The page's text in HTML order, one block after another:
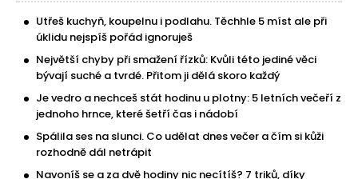
Utřeš kuchyň, koupelnu i podlahu. Těchhle 5 míst ale při
úklidu nejspíš pořád ignoruješ
Největší chyby při smažení řízků: Kvůli této jediné věci
bývají suché a tvrdé. Přitom ji dělá skoro každý
Je vedro a nechceš stát hodinu u plotny: 5 letních večeří z
jednoho hrnce, které šetří čas i nádobí
Spálila ses na slunci. Co udělat dnes večer a čím si kůži
rozhodně dál netrápit
Navoníš se a za dvě hodiny nic necítíš? 7 triků, díky